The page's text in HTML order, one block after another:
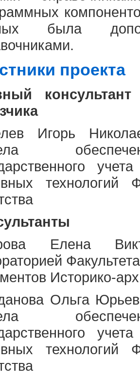
была
проекта
Игорь
технологий
Елена
Историко-
Ольга
технологий